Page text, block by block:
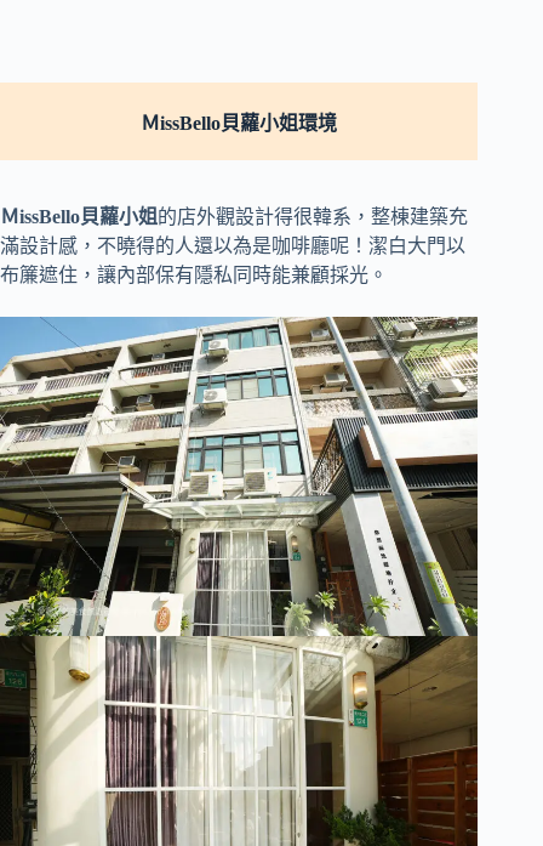
ＭissBello貝蘿小姐環境
ＭissBello貝蘿小姐 的店外觀設計得很韓系，整棟建築充
滿設計感，不曉得的人還以為是咖啡廳呢！潔白大門以
布簾遮住，讓內部保有隱私同時能兼顧採光。